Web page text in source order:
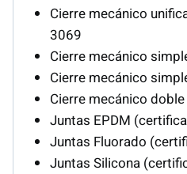
Cierre mecánico
3069
Cierre mecánico
Cierre mecánico
Cierre mecánico
Juntas EPDM
Juntas Fluorado
Juntas Silicona